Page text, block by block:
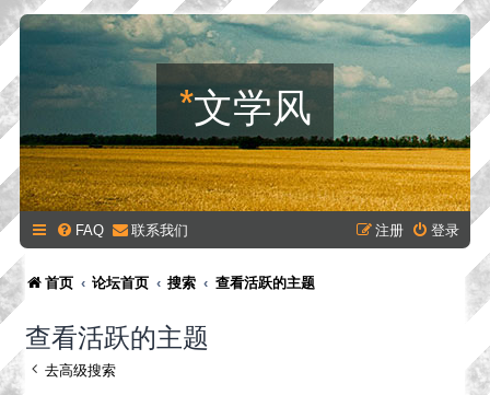
*文学风
FAQ 联系我们 登录
注册
首页 论坛首页 搜索 查看活跃的主题
查看活跃的主题
去高级搜索